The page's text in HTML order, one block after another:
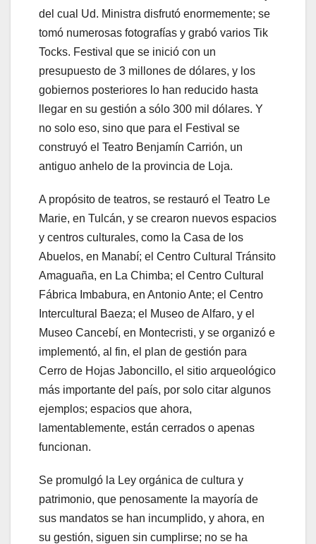
del cual Ud. Ministra disfrutó enormemente; se
tomó numerosas fotografías y grabó varios Tik
Tocks. Festival que se inició con un
presupuesto de 3 millones de dólares, y los
gobiernos posteriores lo han reducido hasta
llegar en su gestión a sólo 300 mil dólares. Y
no solo eso, sino que para el Festival se
construyó el Teatro Benjamín Carrión, un
antiguo anhelo de la provincia de Loja.
A propósito de teatros, se restauró el Teatro Le
Marie, en Tulcán, y se crearon nuevos espacios
y centros culturales, como la Casa de los
Abuelos, en Manabí; el Centro Cultural Tránsito
Amaguaña, en La Chimba; el Centro Cultural
Fábrica Imbabura, en Antonio Ante; el Centro
Intercultural Baeza; el Museo de Alfaro, y el
Museo Cancebí, en Montecristi, y se organizó e
implementó, al fin, el plan de gestión para
Cerro de Hojas Jaboncillo, el sitio arqueológico
más importante del país, por solo citar algunos
ejemplos; espacios que ahora,
lamentablemente, están cerrados o apenas
funcionan.
Se promulgó la Ley orgánica de cultura y
patrimonio, que penosamente la mayoría de
sus mandatos se han incumplido, y ahora, en
su gestión, siguen sin cumplirse; no se ha